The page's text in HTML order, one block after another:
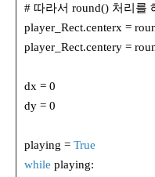
# 따라서 round() 처리를
player_Rect.centerx =
player_Rect.centery =
dx = 0
dy = 0
playing = True
while playing: